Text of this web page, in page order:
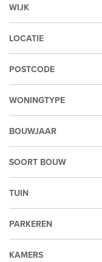
WIJK
LOCATIE
POSTCODE
WONINGTYPE
BOUWJAAR
SOORT BOUW
TUIN
PARKEREN
KAMERS